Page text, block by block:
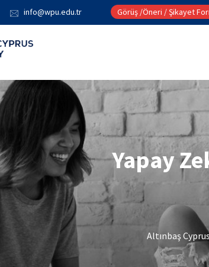
info@wpu.edu.tr Görüş /Öneri / Şikayet
Yapay
Altınbaş